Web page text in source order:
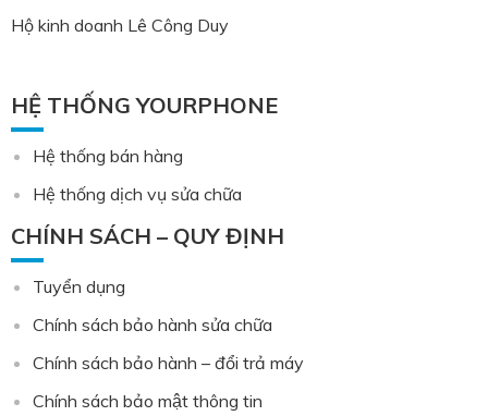
Hộ kinh doanh Lê Công Duy
HỆ THỐNG YOURPHONE
Hệ thống bán hàng
Hệ thống dịch vụ sửa chữa
CHÍNH SÁCH – QUY ĐỊNH
Tuyển dụng
Chính sách bảo hành sửa chữa
Chính sách bảo hành – đổi trả máy
Chính sách bảo mật thông tin